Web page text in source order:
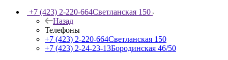
+7 (423) 2-220-664Светланская 150
Назад
Телефоны
+7 (423) 2-220-664Светланская 150
+7 (423) 2-24-23-13Бородинская 46/50